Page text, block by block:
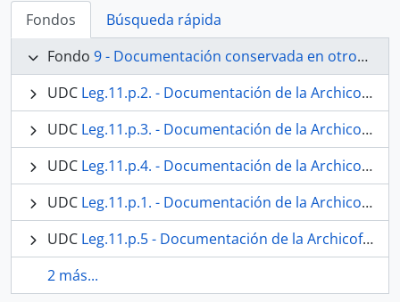
Fondos
Búsqueda rápida
Fondo 9 - Documentación conservada en otros archivos
UDC Leg.11.p.2. - Documentación de la Archicofradía Sacramental de Nuestra Señora de los Dolores conservada en el Archivo Díaz de Escovar de Málaga.
UDC Leg.11.p.3. - Documentación de la Archicofradía Sacramental de Nuestra Señora de los Dolores conservada en el Archivo de la Catedral de Málaga.
UDC Leg.11.p.4. - Documentación de la Archicofradía Sacramental de Nuestra Señora de los Dolores conservada en el Archivo Municipal de Málaga
UDC Leg.11.p.1. - Documentación de la Archicofradía Sacramental de Nuestra Señora de los Dolores Conservada en el Archivo Histórico Provincial de Málaga.
UDC Leg.11.p.5 - Documentación de la Archicofradía Sacramental de Nuestra Señora de los Dolores conservada en el Archivo de la Parroquia de San Juan Bautista de Málaga.
2 más...